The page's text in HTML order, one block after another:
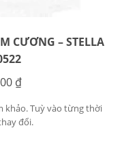
CƯƠNG – STELLA
₫
khảo. Tuỳ vào từng thời
đổi.